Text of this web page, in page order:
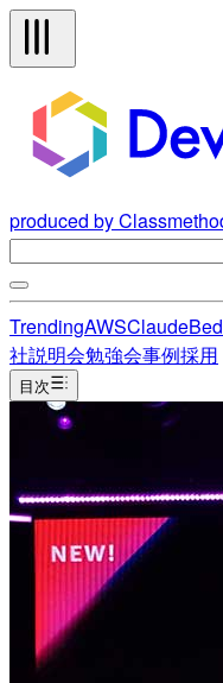
produced by
TrendingAWSClaude
社説明会勉強会事例採用
目次